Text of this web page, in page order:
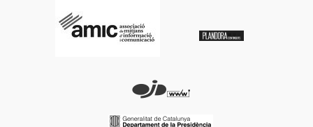
La Batalla de les Flors i el Castell de
Focs culminen la Festa Major de Lleida
més esperada